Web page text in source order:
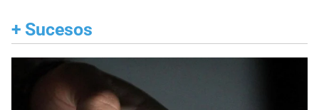
+ Sucesos